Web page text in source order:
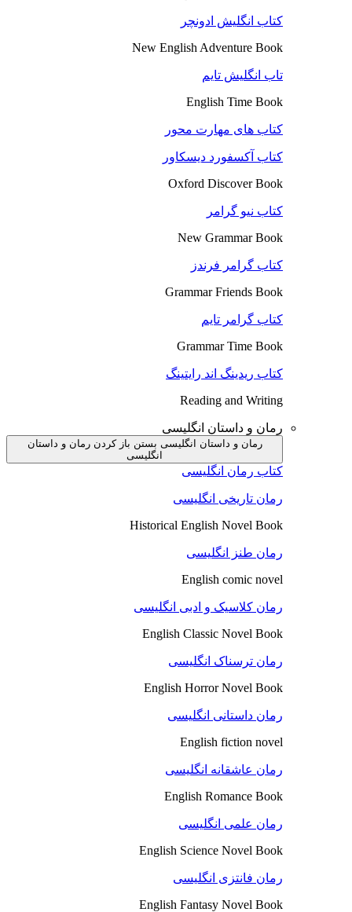
کتاب انگلیش ادونچر
New English Adventure Book
تاب انگلیش تایم
English Time Book
کتاب های مهارت محور
کتاب آکسفورد دیسکاور
Oxford Discover Book
کتاب نیو گرامر
New Grammar Book
کتاب گرامر فرندز
Grammar Friends Book
کتاب گرامر تایم
Grammar Time Book
کتاب ریدینگ اند رایتینگ
Reading and Writing
رمان و داستان انگلیسی
رمان و داستان انگلیسی بستن باز کردن رمان و داستان
انگلیسی
کتاب رمان انگلیسی
رمان تاریخی انگلیسی
Historical English Novel Book
رمان طنز انگلیسی
English comic novel
رمان کلاسیک و ادبی انگلیسی
English Classic Novel Book
رمان ترسناک انگلیسی
English Horror Novel Book
رمان داستانی انگلیسی
English fiction novel
رمان عاشقانه انگلیسی
English Romance Book
رمان علمی انگلیسی
English Science Novel Book
رمان فانتزی انگلیسی
English Fantasy Novel Book